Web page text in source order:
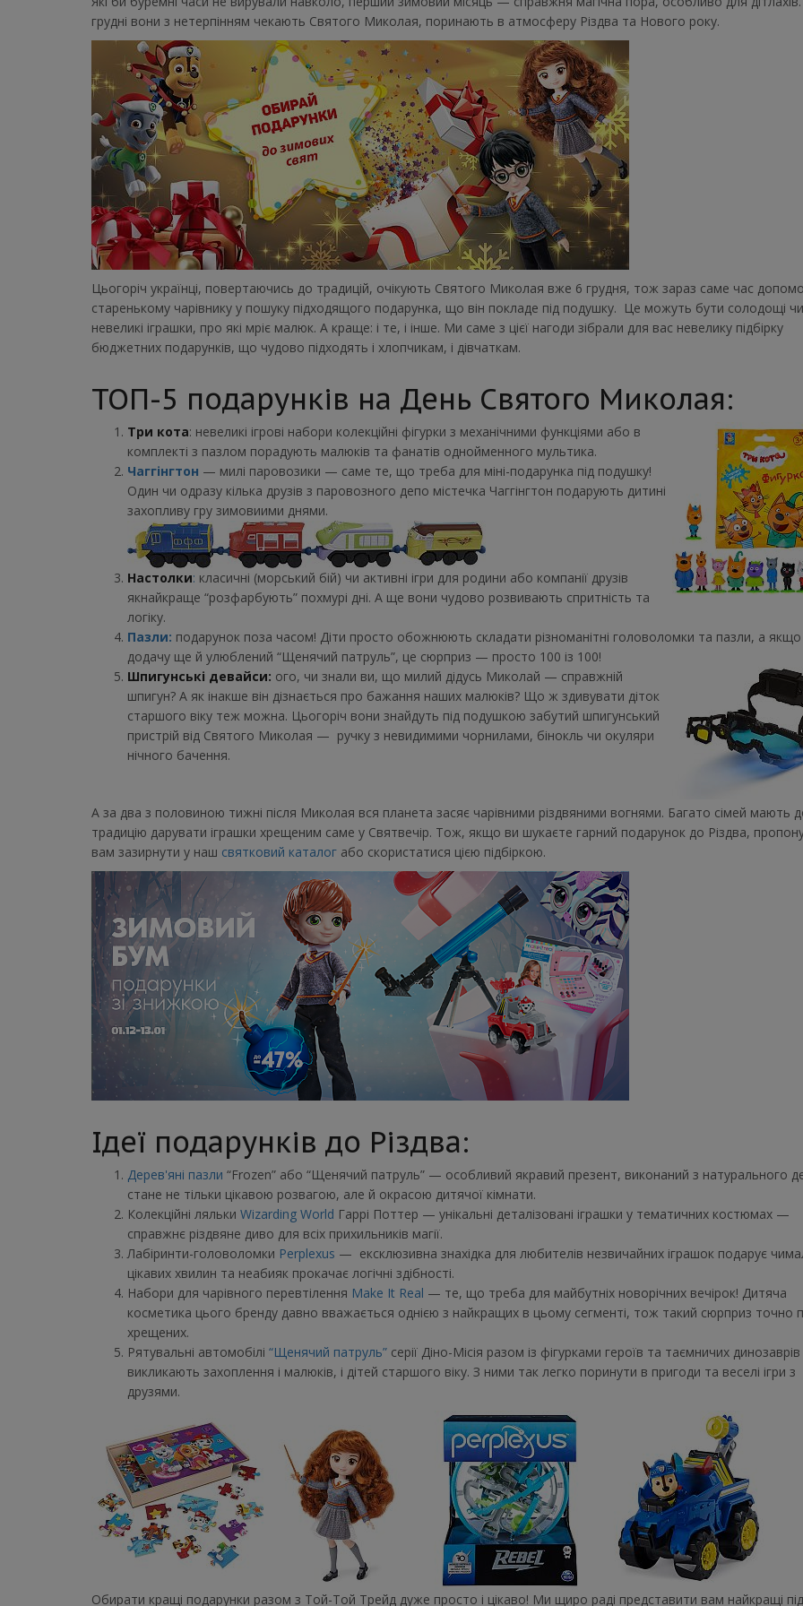
грудні вони з нетерпінням чекають Святого Миколая, поринають в атмосферу Різдва та Нового року.
Цьогоріч українці, повертаючись до традицій, очікують Святого Миколая вже 6 грудня, тож зараз саме час
старенькому чарівнику у пошуку підходящого подарунка, що він покладе під подушку. Це можуть бути солодощі чи
невеликі іграшки, про які мріє малюк. А краще: і те, і інше. Ми саме з цієї нагоди зібрали для вас невелику підбірку
бюджетних подарунків, що чудово підходять і хлопчикам, і дівчаткам.
ТОП-5 подарунків на День Святого Миколая:
Три кота: невеликі ігрові набори колекційні фігурки з механічними функціями або в
комплекті з пазлом порадують малюків та фанатів однойменного мультика.
Чаггінгтон — милі паровозики — саме те, що треба для міні-подарунка під подушку!
Один чи одразу кілька друзів з паровозного депо містечка Чаггінгтон подарують дитині
захопливу гру зимовиими днями.
Настолки: класичні (морський бій) чи активні ігри для родини або компанії друзів
якнайкраще “розфарбують” похмурі дні. А ще вони чудово розвивають спритність та
логіку.
Пазли: подарунок поза часом! Діти просто обожнюють складати різноманітні головоломки та пазли, а
додачу ще й улюблений “Щенячий патруль”, це сюрприз — просто 100 із 100!
Шпигунські девайси: ого, чи знали ви, що милий дідусь Миколай — справжній
шпигун? А як інакше він дізнається про бажання наших малюків? Що ж здивувати діток
старшого віку теж можна. Цьогоріч вони знайдуть під подушкою забутий шпигунський
пристрій від Святого Миколая — ручку з невидимими чорнилами, бінокль чи окуляри
нічного бачення.
А за два з половиною тижні після Миколая вся планета засяє чарівними різдвяними вогнями. Багато сімей мають
традицію дарувати іграшки хрещеним саме у Святвечір. Тож, якщо ви шукаєте гарний подарунок до Різдва,
вам зазирнути у наш святковий каталог або скористатися цією підбіркою.
Ідеї подарунків до Різдва:
Дерев'яні пазли “Frozen” або “Щенячий патруль” — особливий якравий презент, виконаний з натурального
стане не тільки цікавою розвагою, але й окрасою дитячої кімнати.
Колекційні ляльки Wizarding World Гаррі Поттер — унікальні деталізовані іграшки у тематичних костюмах —
справжнє різдвяне диво для всіх прихильників магії.
Лабіринти-головоломки Perplexus — ексклюзивна знахідка для любителів незвичайних іграшок подарує
цікавих хвилин та неабияк прокачає логічні здібності.
Набори для чарівного перевтілення Make It Real — те, що треба для майбутніх новорічних вечірок! Дитяча
косметика цього бренду давно вважається однією з найкращих в цьому сегменті, тож такий сюрприз точно
хрещених.
Рятувальні автомобілі “Щенячий патруль” серії Діно-Місія разом із фігурками героїв та таємничих динозаврів
викликають захоплення і малюків, і дітей старшого віку. З ними так легко поринути в пригоди та веселі ігри з
друзями.
Обирати кращі подарунки разом з Той-Той Трейд дуже просто і цікаво! Ми щиро раді представити вам найкращі